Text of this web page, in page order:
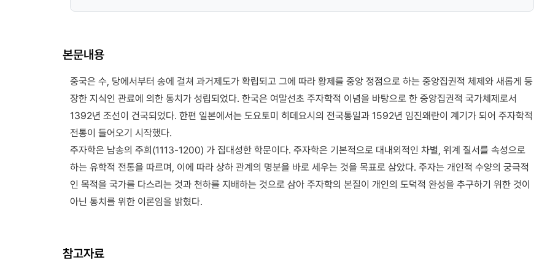
본문내용
중국은 수, 당에서부터 송에 걸쳐 과거제도가 확립되고 그에 따라 황제를 중앙 정점으로 하는 중앙집권적 체제와 새롭게 등
장한 지식인 관료에 의한 통치가 성립되었다. 한국은 여말선초 주자학적 이념을 바탕으로 한 중앙집권적 국가체제로서
1392년 조선이 건국되었다. 한편 일본에서는 도요토미 히데요시의 전국통일과 1592년 임진왜란이 계기가 되어 주자학적
전통이 들어오기 시작했다.
주자학은 남송의 주희(1113-1200) 가 집대성한 학문이다. 주자학은 기본적으로 대내외적인 차별, 위계 질서를 속성으로
하는 유학적 전통을 따르며, 이에 따라 상하 관계의 명분을 바로 세우는 것을 목표로 삼았다. 주자는 개인적 수양의 궁극적
인 목적을 국가를 다스리는 것과 천하를 지배하는 것으로 삼아 주자학의 본질이 개인의 도덕적 완성을 추구하기 위한 것이
아닌 통치를 위한 이론임을 밝혔다.
참고자료